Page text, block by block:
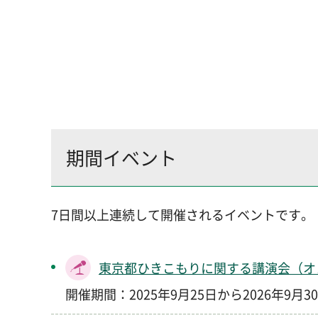
期間イベント
7日間以上連続して開催されるイベントです。
東京都ひきこもりに関する講演会（オ
開催期間：2025年9月25日から2026年9月